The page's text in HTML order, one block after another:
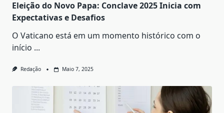
Eleição do Novo Papa: Conclave 2025 Inicia com
Expectativas e Desafios
O Vaticano está em um momento histórico com o
início ...
Redação Maio 7, 2025